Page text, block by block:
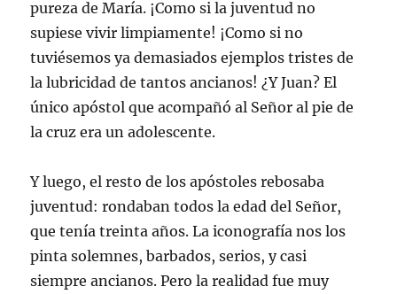
pureza de María. ¡Como si la juventud no
supiese vivir limpiamente! ¡Como si no
tuviésemos ya demasiados ejemplos tristes de
la lubricidad de tantos ancianos! ¿Y Juan? El
único apóstol que acompañó al Señor al pie de
la cruz era un adolescente.
Y luego, el resto de los apóstoles rebosaba
juventud: rondaban todos la edad del Señor,
que tenía treinta años. La iconografía nos los
pinta solemnes, barbados, serios, y casi
siempre ancianos. Pero la realidad fue muy